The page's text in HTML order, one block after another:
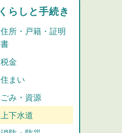
くらしと手続き
住所・戸籍・証明
書
税金
住まい
ごみ・資源
上下水道